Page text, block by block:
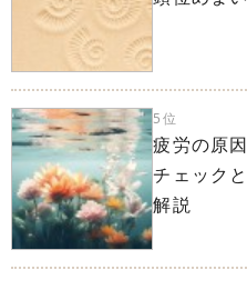
5位
疲労の原
チェック
解説